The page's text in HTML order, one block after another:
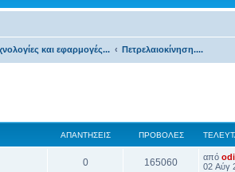
και εφαρμογές... Πετρελαιοκίνηση....
ΑΠΑΝΤΉΣΕΙΣ ΠΡΟΒΟΛΈΣ
0 165060 από
02 Αύγ